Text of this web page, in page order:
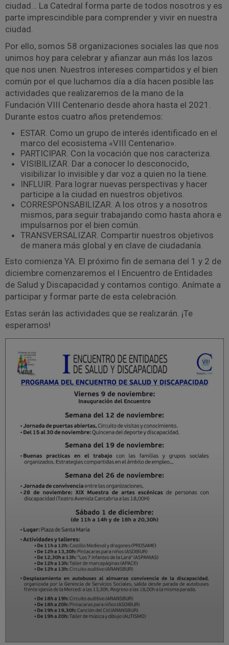
ciudad… La Catedral forma parte de todos nosotros y es
parte imprescindible para comprender y vivir en nuestra
ciudad.
Por ello, somos 58 organizaciones sociales las que nos
unimos hoy para celebrar y afianzar aun más los lazos
que nos unen. Nuestros intereses compartidos y el bien
común por el que luchamos día a día hacen posible las
actividades que realizaremos de la mano de la
Fundación VIII Centenario desde ahora hasta el 2021.
Durante estos cuatro años pretendemos:
ESTAR. Como un grupo de interés identificado en el
marco del ecosistema «VIII Centenario».
PARTICIPAR. Con la vocación que nos caracteriza.
VISIBILIZAR. Dar a conocer lo desconocido,
visibilizar lo invisible y dar voz a quien no la tiene.
INFLUIR. Para lograr nuevas perspectivas y hacer
participe a la ciudad en nuestros objetivos.
CORRESPONSABILIZAR. A los otros y a nosotros
mismos, para seguir trabajando como hasta ahora e
impulsarnos por el bien común.
TRANSVERSALIZAR. Compartir nuestros objetivos
de manera más global y en clave de ciudadanía.
Esto comienza YA. El próximo fin de semana del 1 y 2 de
diciembre comenzaremos el I Encuentro de Entidades
de Salud y Discapacidad y contamos contigo. Anímate a
participar y formar parte de esta celebración.
Estas serán las actividades que se realizarán. ¡Te
esperamos!